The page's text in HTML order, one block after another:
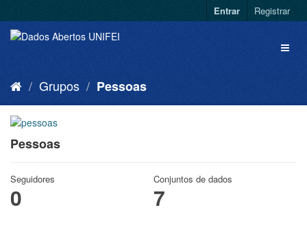
Entrar Registrar
Grupos Pessoas
Pessoas
Seguidores
0
Conjuntos de dados
7